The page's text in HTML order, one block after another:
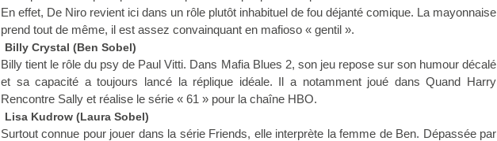
En effet, De Niro revient ici dans un rôle plutôt inhabituel de fou déjanté comique. La mayonnaise
prend tout de même, il est assez convainquant en mafioso « gentil ».
Billy Crystal (Ben Sobel)
Billy tient le rôle du psy de Paul Vitti. Dans Mafia Blues 2, son jeu repose sur son humour décalé
et sa capacité a toujours lancé la réplique idéale. Il a notamment joué dans Quand Harry
Rencontre Sally et réalise le série « 61 » pour la chaîne HBO.
Lisa Kudrow (Laura Sobel)
Surtout connue pour jouer dans la série Friends, elle interprète la femme de Ben. Dépassée par